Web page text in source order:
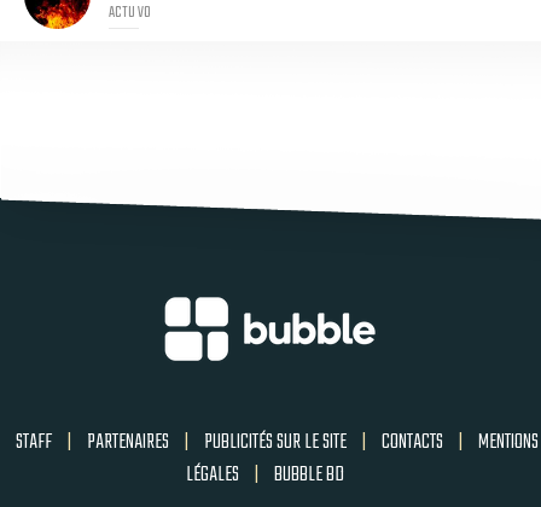
ACTU VO
STAFF | PARTENAIRES | PUBLICITÉS SUR LE SITE | CONTACTS | MENTIONS
LÉGALES | BUBBLE BD